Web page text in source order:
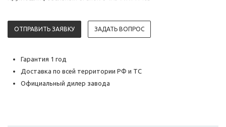
ОТПРАВИТЬ ЗАЯВКУ ЗАДАТЬ ВОПРОС
Гарантия 1 год
Доставка по всей территории РФ и ТС
Официальный дилер завода